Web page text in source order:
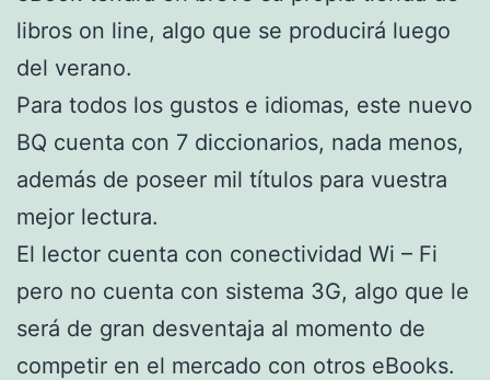
libros on line, algo que se producirá luego
del verano.
Para todos los gustos e idiomas, este nuevo
BQ cuenta con 7 diccionarios, nada menos,
además de poseer mil títulos para vuestra
mejor lectura.
El lector cuenta con conectividad Wi – Fi
pero no cuenta con sistema 3G, algo que le
será de gran desventaja al momento de
competir en el mercado con otros eBooks.